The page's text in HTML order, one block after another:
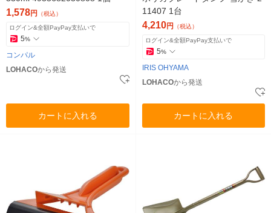
1,578円 （税込）
ログイン&全額PayPay支払いで
5%
コンパル
LOHACOから発送
カートに入れる
11407 1台
4,210円 （税込）
ログイン&全額PayPay支払いで
5%
IRIS OHYAMA
LOHACOから発送
カートに入れる